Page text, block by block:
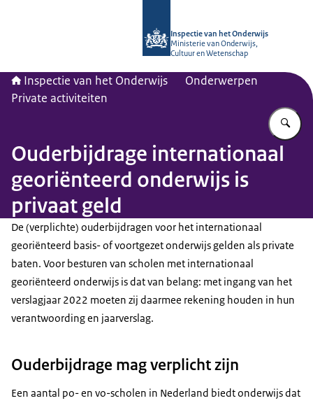
Inspectie van het Onderwijs
Ministerie van Onderwijs,
Cultuur en Wetenschap
Inspectie van het Onderwijs
Onderwerpen
Private activiteiten
Ouderbijdrage internationaal
georiënteerd onderwijs is
privaat geld
De (verplichte) ouderbijdragen voor het internationaal
georiënteerd basis- of voortgezet onderwijs gelden als private
baten. Voor besturen van scholen met internationaal
georiënteerd onderwijs is dat van belang: met ingang van het
verslagjaar 2022 moeten zij daarmee rekening houden in hun
verantwoording en jaarverslag.
Ouderbijdrage mag verplicht zijn
Een aantal po- en vo-scholen in Nederland biedt onderwijs dat